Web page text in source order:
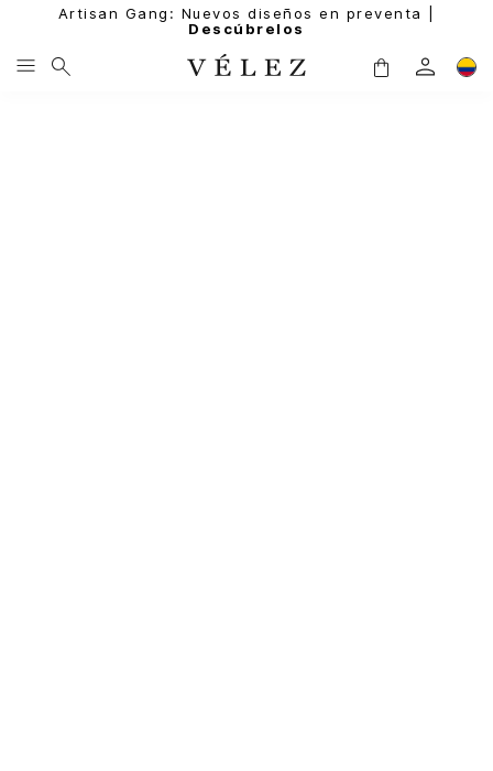
Artisan Gang: Nuevos diseños en preventa |
Descúbrelos